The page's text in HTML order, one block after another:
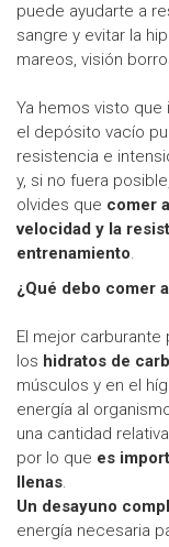
puede ayudarte a
sangre y evitar la
mareos, visión
Ya hemos visto que
el depósito vacío
resistencia e
y, si no fuera
olvides que comer
velocidad y la
entrenamiento.
¿Qué debo comer
El mejor
los hidratos de
músculos y en el
energía al
una cantidad
por lo que es
llenas.
Un desayuno
energía necesaria